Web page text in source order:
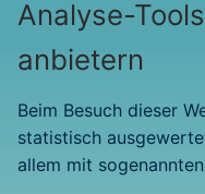
Analyse-
anbietern
Beim Besuch dieser
statistisch
allem mit